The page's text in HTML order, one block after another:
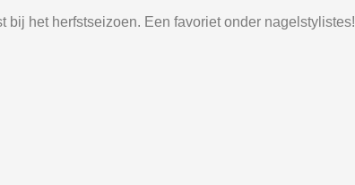
het herfstseizoen. Een favoriet onder nagelstylistes!